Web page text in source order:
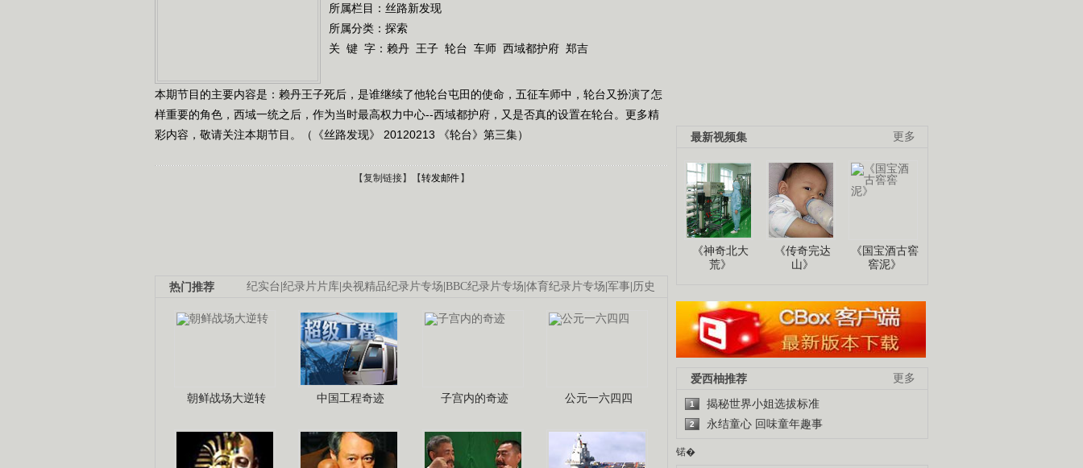
所属栏目： 丝路新发现
所属分类：探索
关 键 字： 赖丹 王子 轮台 车师 西域都护府 郑吉
本期节目的主要内容是：赖丹王子死后，是谁继续了他轮台屯田的使命，五征车师中，轮台又扮演了怎
样重要的角色，西域一统之后，作为当时最高权力中心--西域都护府，又是否真的设置在轮台。更多精
彩内容，敬请关注本期节目。（《丝路发现》 20120213 《轮台》第三集）
【复制链接】【转发邮件】
纪实台|纪录片片库|央视精品纪录片专场|BBC纪录片专场|体育纪录片专场|军事| 历史
热门推荐
朝鲜战场大逆转 中国工程奇迹 子宫内的奇迹 公元一六四四
更多
最新视频集
《神奇北大
荒》
《传奇完达
山》
《国宝酒古窖
窖泥》
更多
爱西柚推荐
1 揭秘世界小姐选拔标准
2 永结童心 回味童年趣事
锘�